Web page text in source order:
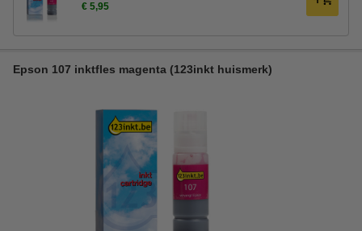
€ 5,95
Epson 107 inktfles magenta (123inkt huismerk)